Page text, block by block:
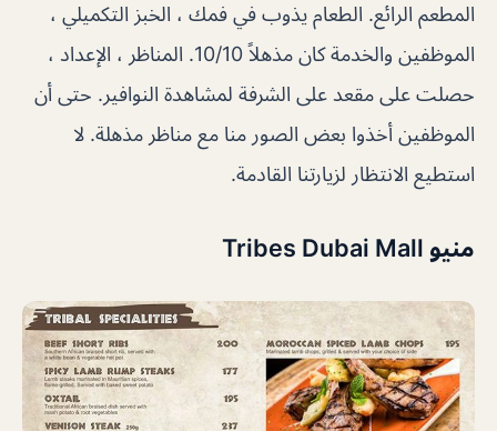
المطعم الرائع. الطعام يذوب في فمك ، الخبز التكميلي ،
الموظفين والخدمة كان مذهلاً 10/10. المناظر ، الإعداد ،
حصلت على مقعد على الشرفة لمشاهدة النوافير. حتى أن
الموظفين أخذوا بعض الصور منا مع مناظر مذهلة. لا
استطيع الانتظار لزيارتنا القادمة.
منيو Tribes Dubai Mall